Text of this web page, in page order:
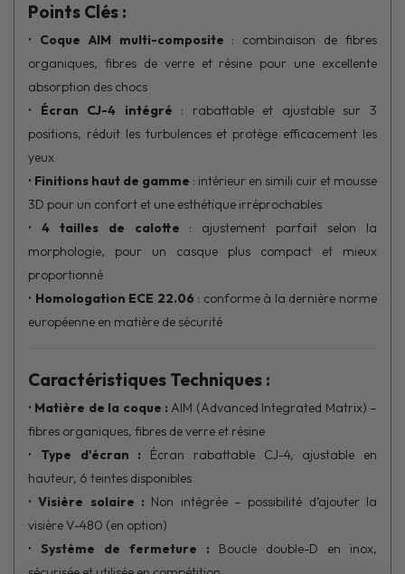
Points Clés :
• Coque AIM multi-composite : combinaison de fibres
organiques, fibres de verre et résine pour une excellente
absorption des chocs
• Écran CJ-4 intégré : rabattable et ajustable sur 3
positions, réduit les turbulences et protège efficacement les
yeux
• Finitions haut de gamme : intérieur en simili cuir et mousse
3D pour un confort et une esthétique irréprochables
• 4 tailles de calotte : ajustement parfait selon la
morphologie, pour un casque plus compact et mieux
proportionné
• Homologation ECE 22.06 : conforme à la dernière norme
européenne en matière de sécurité
Caractéristiques Techniques :
• Matière de la coque : AIM (Advanced Integrated Matrix) –
fibres organiques, fibres de verre et résine
• Type d'écran : Écran rabattable CJ-4, ajustable en
hauteur, 6 teintes disponibles
•Visière solaire : Non intégrée – possibilité d’ajouter la
visière V-480 (en option)
• Système de fermeture : Boucle double-D en inox,